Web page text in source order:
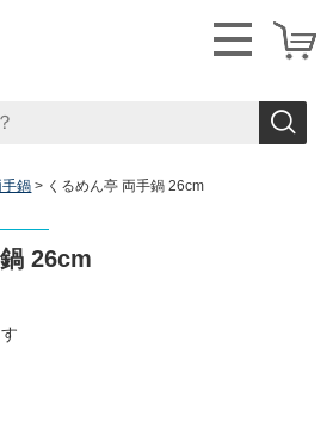
手鍋 くるめん亭 両手鍋 26cm
26cm